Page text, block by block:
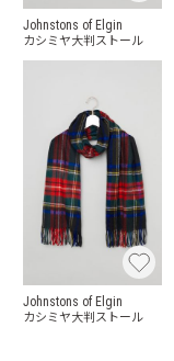
Johnstons of Elgin
カシミヤ大判ストール
Johnstons of Elgin
カシミヤ大判ストール